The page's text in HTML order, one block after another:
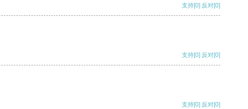
支持[0] 反对[0]
支持[0] 反对[0]
支持[0] 反对[0]